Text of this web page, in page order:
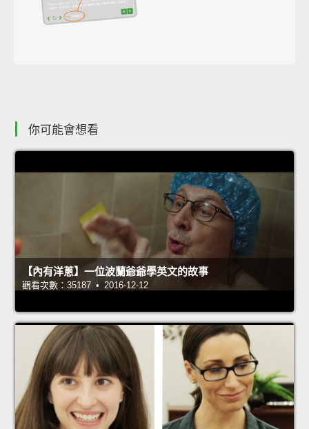
你可能會想看
【內有洋蔥】一位波蘭爺爺學英文的故事
觀看次數：35187 • 2016-12-12